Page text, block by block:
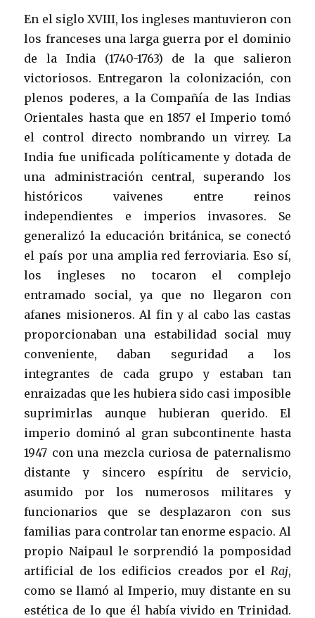
En el siglo XVIII, los ingleses mantuvieron con
los franceses una larga guerra por el dominio
de la India (1740-1763) de la que salieron
victoriosos. Entregaron la colonización, con
plenos poderes, a la Compañía de las Indias
Orientales hasta que en 1857 el Imperio tomó
el control directo nombrando un virrey. La
India fue unificada políticamente y dotada de
una administración central, superando los
históricos vaivenes entre reinos
independientes e imperios invasores. Se
generalizó la educación británica, se conectó
el país por una amplia red ferroviaria. Eso sí,
los ingleses no tocaron el complejo
entramado social, ya que no llegaron con
afanes misioneros. Al fin y al cabo las castas
proporcionaban una estabilidad social muy
conveniente, daban seguridad a los
integrantes de cada grupo y estaban tan
enraizadas que les hubiera sido casi imposible
suprimirlas aunque hubieran querido. El
imperio dominó al gran subcontinente hasta
1947 con una mezcla curiosa de paternalismo
distante y sincero espíritu de servicio,
asumido por los numerosos militares y
funcionarios que se desplazaron con sus
familias para controlar tan enorme espacio. Al
propio Naipaul le sorprendió la pomposidad
artificial de los edificios creados por el Raj,
como se llamó al Imperio, muy distante en su
estética de lo que él había vivido en Trinidad.